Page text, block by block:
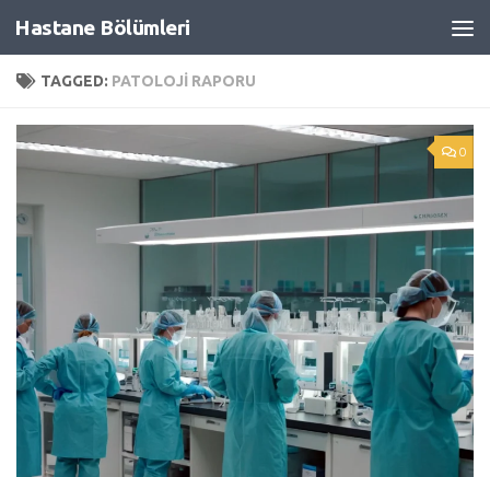
Skip to content
Hastane Bölümleri
TAGGED: PATOLOJI RAPORU
0